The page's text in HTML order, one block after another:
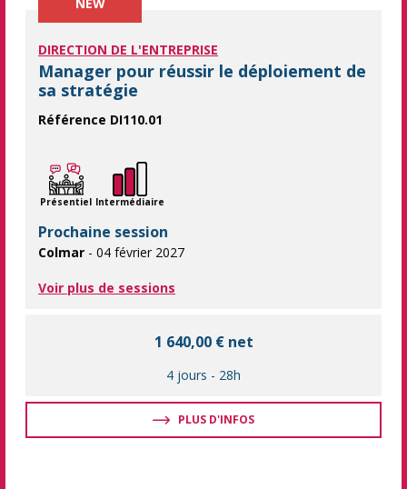
DIRECTION DE L'ENTREPRISE
Manager pour réussir le déploiement de
sa stratégie
Référence DI110.01
Présentiel Intermédiaire
Prochaine session
Colmar - 04 février 2027
Voir plus de sessions
1 640,00 € net
4 jours - 28h
PLUS D'INFOS